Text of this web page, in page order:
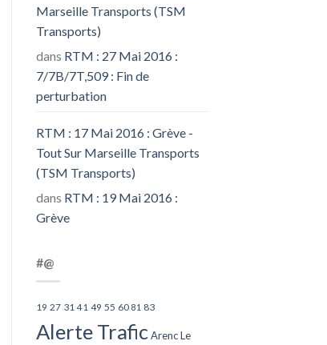
Marseille Transports (TSM
Transports)
dans RTM : 27 Mai 2016 :
7/7B/7T,509 : Fin de
perturbation
RTM : 17 Mai 2016 : Grève -
Tout Sur Marseille Transports
(TSM Transports)
dans RTM : 19 Mai 2016 :
Grève
#@
19 27 31 41 49 55 60 81 83
Alerte Trafic Arenc Le